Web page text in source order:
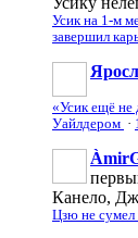
Усик на 1-м
завершил
«Усик ещё не
Уайлдером ·
Канело,
Цзю не сумел